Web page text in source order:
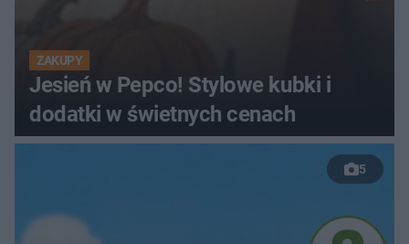
ZAKUPY
Jesień w Pepco! Stylowe kubki i
dodatki w świetnych cenach
5